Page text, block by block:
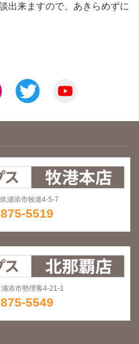
出来ますので、あきらめずに
浦添市牧港4-5-7
5519
浦添市勢理客4-21-1
5549